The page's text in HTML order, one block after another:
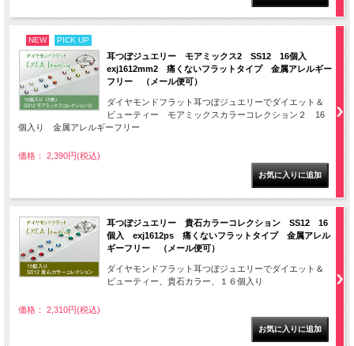
NEW PICK UP
耳つぼジュエリー モアミックス2 SS12 16個入
exj1612mm2 痛くないフラットタイプ 金属アレルギー
フリー （メール便可）
ダイヤモンドフラット耳つぼジュエリーでダイエット＆
ビューティー モアミックスカラーコレクション２ 16
個入り 金属アレルギーフリー
価格： 2,390円(税込)
耳つぼジュエリー 貴石カラーコレクション SS12 16
個入 exj1612ps 痛くないフラットタイプ 金属アレル
ギーフリー （メール便可）
ダイヤモンドフラット耳つぼジュエリーでダイエット＆
ビューティー、貴石カラー、１６個入り
価格： 2,310円(税込)